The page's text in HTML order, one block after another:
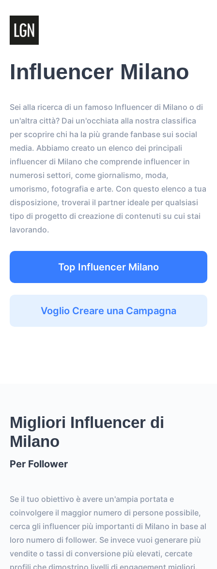
Influencer Milano
Sei alla ricerca di un famoso Influencer di Milano o di
un'altra città? Dai un'occhiata alla nostra classifica
per scoprire chi ha la più grande fanbase sui social
media. Abbiamo creato un elenco dei principali
influencer di Milano che comprende influencer in
numerosi settori, come giornalismo, moda,
umorismo, fotografia e arte. Con questo elenco a tua
disposizione, troverai il partner ideale per qualsiasi
tipo di progetto di creazione di contenuti su cui stai
lavorando.
Top Influencer Milano
Voglio Creare una Campagna
Migliori Influencer di
Milano
Per Follower
Se il tuo obiettivo è avere un'ampia portata e
coinvolgere il maggior numero di persone possibile,
cerca gli influencer più importanti di Milano in base al
loro numero di follower. Se invece vuoi generare più
vendite o tassi di conversione più elevati, cercate
profili che dimostrino livelli di engagement migliori.